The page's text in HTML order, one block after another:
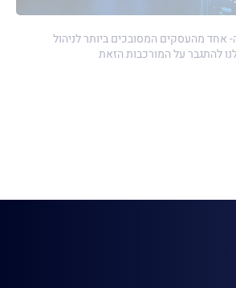
אחד מהעסקים המסובכים ביותר לניהול
להתגבר על המורכבות הזאת